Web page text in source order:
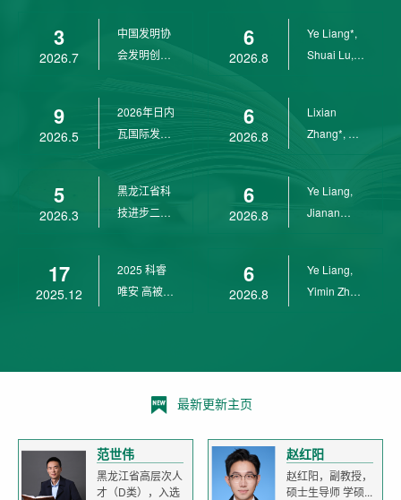
3
2026.7
中国发明协
会发明创业
9
2026.5
2026年日内
瓦国际发明
5
2026.3
黑龙江省科
技进步二等
17
2025.12
2025 科睿
唯安 高被引
6
2026.8
Ye Liang*,
Shuai Lu,
6
2026.8
Lixian
Zhang*, Ye
6
2026.8
Ye Liang,
Jianan
6
2026.8
Ye Liang,
Yimin Zhu,
最新更新主页
范世伟
黑龙江省高层次人
才（D类），入选
赵红阳
赵红阳，副教授，
硕士生导师 学硕...